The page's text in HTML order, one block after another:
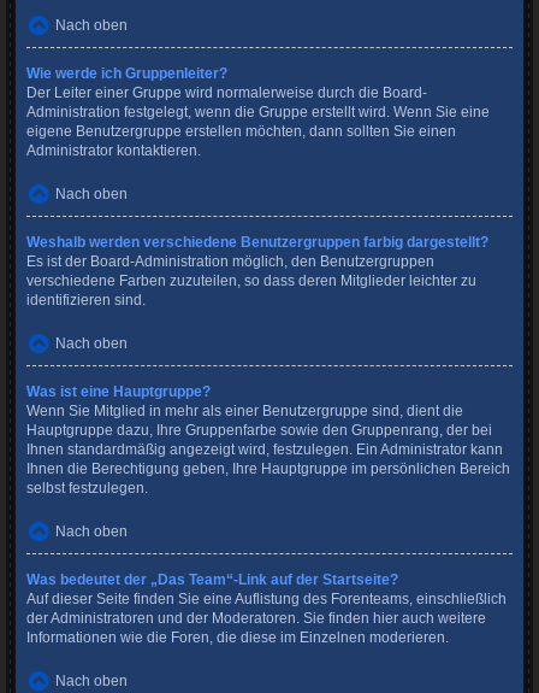
Nach oben
Wie werde ich Gruppenleiter?
Der Leiter einer Gruppe wird normalerweise durch die Board-
Administration festgelegt, wenn die Gruppe erstellt wird. Wenn Sie eine
eigene Benutzergruppe erstellen möchten, dann sollten Sie einen
Administrator kontaktieren.
Nach oben
Weshalb werden verschiedene Benutzergruppen farbig dargestellt?
Es ist der Board-Administration möglich, den Benutzergruppen
verschiedene Farben zuzuteilen, so dass deren Mitglieder leichter zu
identifizieren sind.
Nach oben
Was ist eine Hauptgruppe?
Wenn Sie Mitglied in mehr als einer Benutzergruppe sind, dient die
Hauptgruppe dazu, Ihre Gruppenfarbe sowie den Gruppenrang, der bei
Ihnen standardmäßig angezeigt wird, festzulegen. Ein Administrator kann
Ihnen die Berechtigung geben, Ihre Hauptgruppe im persönlichen Bereich
selbst festzulegen.
Nach oben
Was bedeutet der „Das Team“-Link auf der Startseite?
Auf dieser Seite finden Sie eine Auflistung des Forenteams, einschließlich
der Administratoren und der Moderatoren. Sie finden hier auch weitere
Informationen wie die Foren, die diese im Einzelnen moderieren.
Nach oben